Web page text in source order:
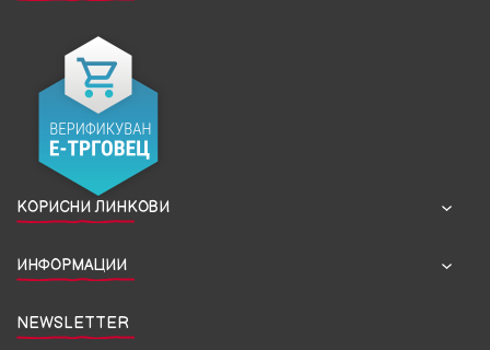
КОРИСНИ ЛИНКОВИ
ИНФОРМАЦИИ
NEWSLETTER